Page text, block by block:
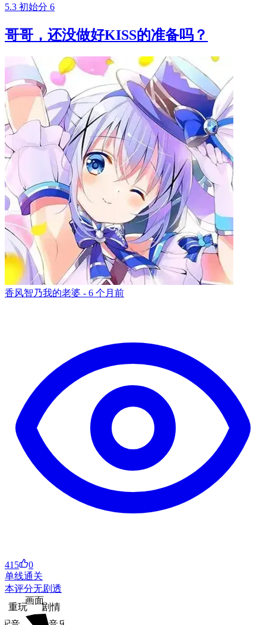
5.3 初始分 6
哥哥，还没做好KISS的准备吗？
香风智乃我的老婆 - 6 个月前
415
0
单线通关
本评分无剧透
画面
剧情
重玩